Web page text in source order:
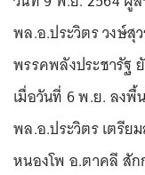
พล.อ.ประวิตร วงษ์สุ
พรรคพลังประชารัฐ
เมื่อวันที่ 6 พ.ย. ลง
พล.อ.ประวิตร เตรีย
หนองโพ อ.ตาคลี สั